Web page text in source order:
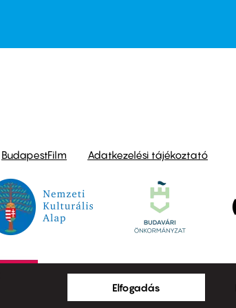
BudapestFilm Adatkezelési tájékoztató
Elfogadás